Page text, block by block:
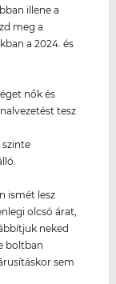
illene a
meg a
a 2024. és
nők és
tesz
szinte
ismét lesz
olcsó árat,
neked
boltban
sem